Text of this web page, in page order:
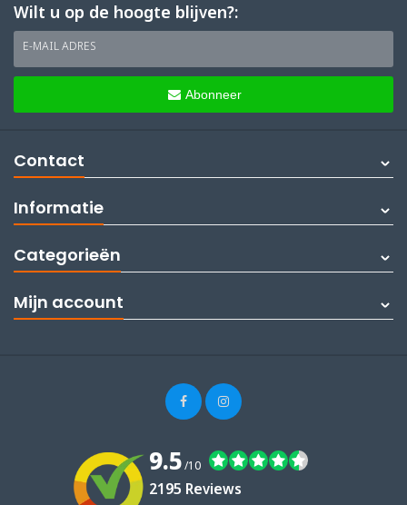
Wilt u op de hoogte blijven?:
E-MAIL ADRES
Abonneer
Contact
Informatie
Categorieën
Mijn account
9.5/10
2195 Reviews